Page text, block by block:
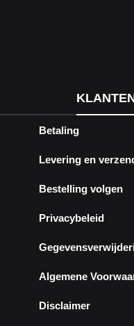
Betaling
Levering en
Bestelling volgen
Privacybeleid
Algemene
Disclaimer